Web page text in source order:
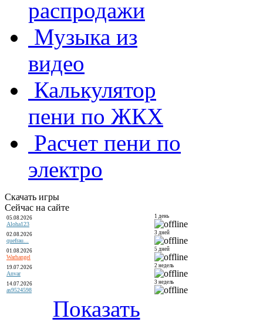
распродажи
Музыка из
видео
Калькулятор
пени по ЖКХ
Расчет пени по
электро
Скачать игры
Сейчас на сайте
05.08.2026
Aloha123
1 день
02.08.2026
quefrau...
3 дней
01.08.2026
Warhangel
5 дней
19.07.2026
Anvar
2 недель
14.07.2026
as9524598
3 недель
Показать